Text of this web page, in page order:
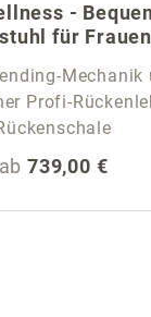
-
für Frauen
Mechanik
Profi-
Regulärer Preis:
ab 739,00 €